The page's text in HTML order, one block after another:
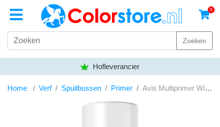
0
Zoeken
Hofleverancier
Home Verf Spuitbussen Primer Avis Multiprimer Wit 500ml